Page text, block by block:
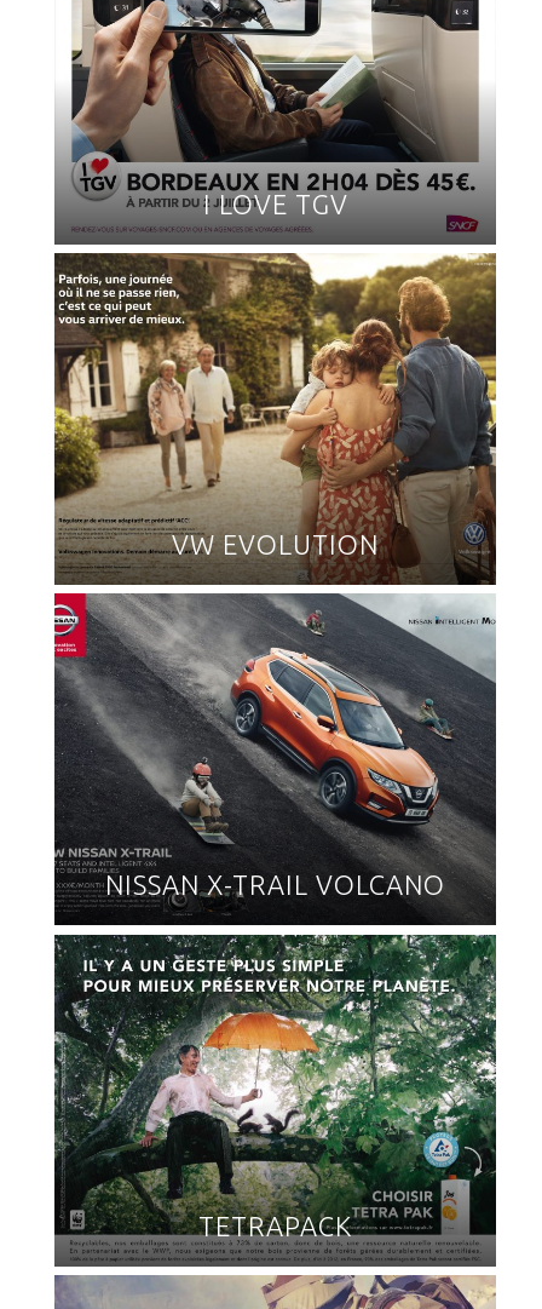
I LOVE TGV
VW EVOLUTION
NISSAN X-TRAIL VOLCANO
TETRAPACK